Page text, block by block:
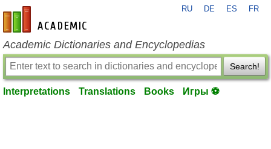
en-academic.com
RU DE ES FR
Academic Dictionaries and Encyclopedias
Search!
Interpretations Translations Books Игры ⚽